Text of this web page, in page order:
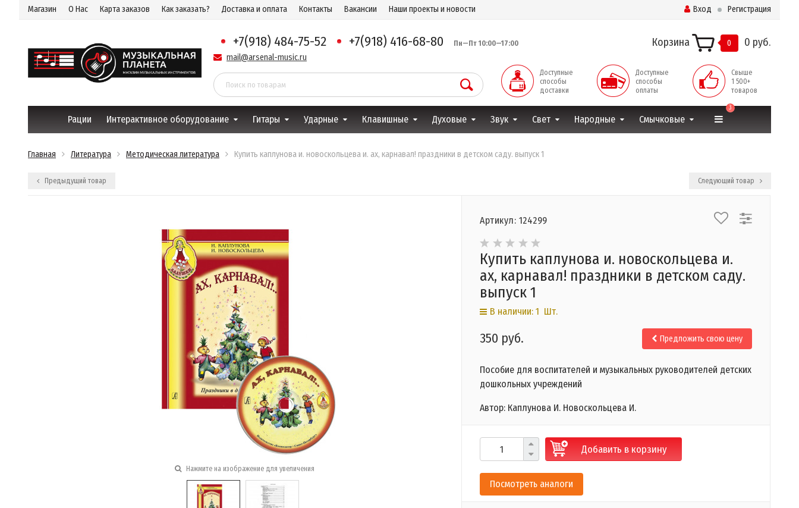
Магазин О Нас Карта заказов Как заказать? Доставка и оплата Контакты Вакансии Наши проекты и новости Вход Регистрация
+7(918) 484-75-52 +7(918) 416-68-80 Пн—Пт 10:00—17:00
mail@arsenal-music.ru
Корзина 0 0 руб.
Доступные
способы
доставки
Доступные
способы
оплаты
Свыше
1 500+
товаров
Рации Интерактивное оборудование Гитары Ударные Клавишные Духовые Звук Свет Народные Смычковые
3
Главная Литература Методическая литература Купить каплунова и. новоскольцева и. ах, карнавал! праздники в детском саду. выпуск 1
Предыдущий товар Следующий товар
Нажмите на изображение для увеличения
Артикул: 124299
Купить каплунова и. новоскольцева и.
ах, карнавал! праздники в детском саду.
выпуск 1
В наличии: 1 Шт.
350 руб. Предложить свою цену
Пособие для воспитателей и музыкальных руководителей детских
дошкольных учреждений
Автор: Каплунова И. Новоскольцева И.
Добавить в корзину
Посмотреть аналоги